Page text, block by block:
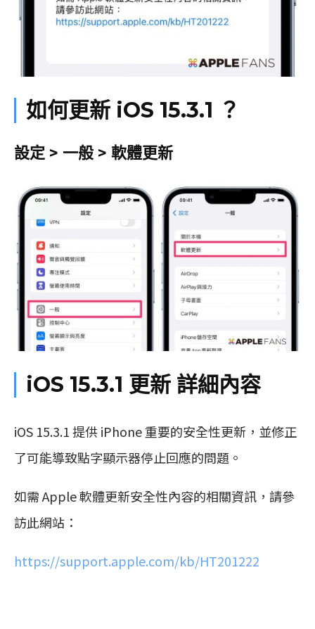
如何更新 iOS 15.3.1 ？
設定 > 一般 > 軟體更新
iOS 15.3.1 更新 詳細內容
iOS 15.3.1 提供 iPhone 重要的安全性更新，並修正
了可能導致點字顯示器停止回應的問題。
如需 Apple 軟體更新安全性內容的相關資訊，請參
訪此網站：
https://support.apple.com/kb/HT201222